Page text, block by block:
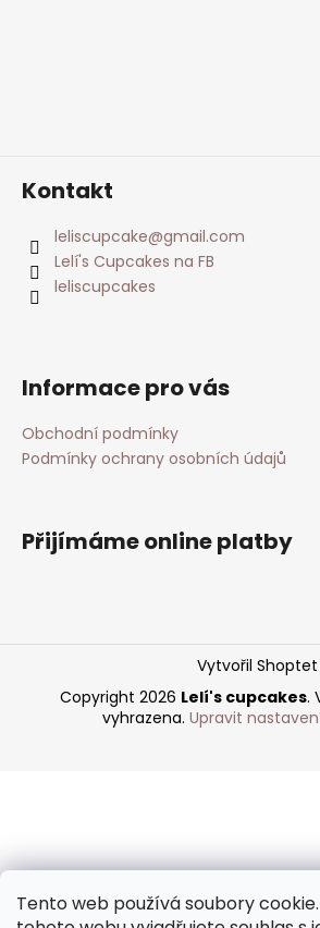
Tento web používá soubory
Kontakt
leliscupcake@gmail.com
Lelí's Cupcakes na FB
leliscupcakes
Informace pro vás
Obchodní podmínky
Podmínky ochrany osobních údajů
Přijímáme online platby
Vytvořil Shoptet
Copyright 2026 Lelí's cupcakes.
vyhrazena. Upravit